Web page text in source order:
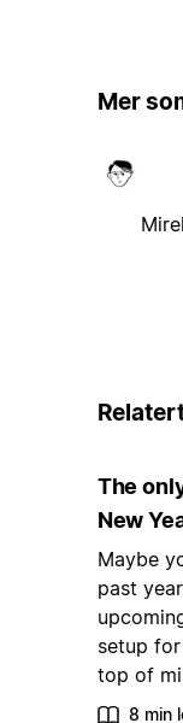
Mer
The
New
Maybe
past
setup
top of
8 min